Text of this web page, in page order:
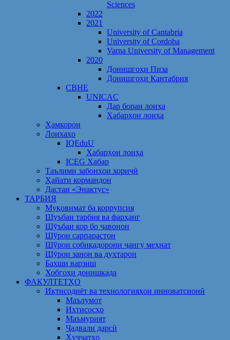
Sciences
2022
2021
University of Cantabria
University of Cordoba
Varna University of Management
2020
Донишгоҳи Пиза
Донишгоҳи Кантабрия
CBHE
UNICAC
Дар бораи лоиҳа
Хабарҳои лоиҳа
Ҳамкорон
Лоихаҳо
IQEduU
Хабарҳои лоиҳа
ICEG Хабар
Таълими забонҳои хориҷӣ
Ҳайати кормандон
Дастаи «Энактус»
ТАРБИЯ
Муқовимат ба коррупсия
Шуъбаи тарбия ва фарҳанг
Шӯъбаи кор бо ҷавонон
Шўрои сарпарастон
Шўрои собиқадорони ҷангу меҳнат
Шӯрои занон ва духтарон
Бахши варзиш
Хобгоҳи донишкада
ФАКУЛТЕТҲО
Иқтисодиёт ва технологияҳои инноватсионӣ
Маълумот
Ихтисосҳо
Маъмурият
Ҷадвали дарсӣ
Ҳуҷҷатҳо